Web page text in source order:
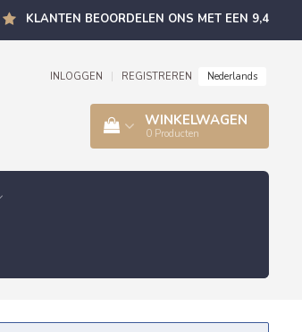
KLANTEN BEOORDELEN ONS MET EEN 9,4
INLOGGEN REGISTREREN Nederlands
WINKELWAGEN
0 Producten